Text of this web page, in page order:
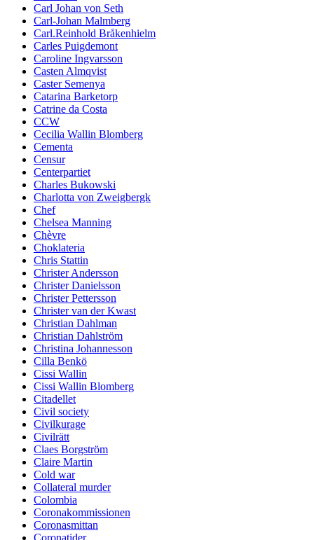
Carl Johan von Seth
Carl-Johan Malmberg
Carl.Reinhold Bråkenhielm
Carles Puigdemont
Caroline Ingvarsson
Casten Almqvist
Caster Semenya
Catarina Barketorp
Catrine da Costa
CCW
Cecilia Wallin Blomberg
Cementa
Censur
Centerpartiet
Charles Bukowski
Charlotta von Zweigbergk
Chef
Chelsea Manning
Chèvre
Choklateria
Chris Stattin
Christer Andersson
Christer Danielsson
Christer Pettersson
Christer van der Kwast
Christian Dahlman
Christian Dahlström
Christina Johannesson
Cilla Benkö
Cissi Wallin
Cissi Wallin Blomberg
Citadellet
Civil society
Civilkurage
Civilrätt
Claes Borgström
Claire Martin
Cold war
Collateral murder
Colombia
Coronakommissionen
Coronasmittan
Coronatider